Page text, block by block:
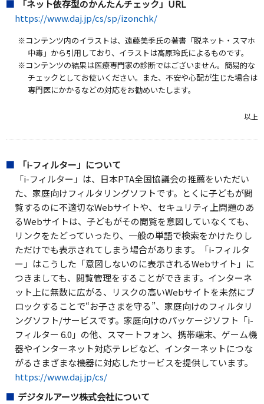
「ネット依存型のかんたんチェック」URL
https://www.daj.jp/cs/sp/izonchk/
※コンテンツ内のイラストは、遠藤美季氏の著書「脱ネット・スマホ
中毒」から引用しており、イラストは高原玲氏によるものです。
※コンテンツの結果は医療専門家の診断ではございません。簡易的な
チェックとしてお使いください。また、不安や心配が生じた場合は
専門医にかかるなどの対応をお勧めいたします。
以上
「i-フィルター」について
「i-フィルター」は、日本PTA全国協議会の推薦をいただい
た、家庭向けフィルタリングソフトです。とくに子どもが閲
覧するのに不適切なWebサイトや、セキュリティ上問題のあ
るWebサイトは、子どもがその閲覧を意図していなくても、
リンクをたどっていったり、一般の単語で検索をかけたりし
ただけでも表示されてしまう場合があります。「i-フィルタ
ー」はこうした「意図しないのに表示されるWebサイト」に
つきましても、閲覧管理をすることができます。インターネ
ット上に無数に広がる、リスクの高いWebサイトを未然にブ
ロックすることで“お子さまを守る”、家庭向けのフィルタリ
ングソフト/サービスです。家庭向けのパッケージソフト「i-
フィルター 6.0」の他、スマートフォン、携帯端末、ゲーム機
器やインターネット対応テレビなど、インターネットにつな
がるさまざまな機器に対応したサービスを提供しています。
https://www.daj.jp/cs/
デジタルアーツ株式会社について